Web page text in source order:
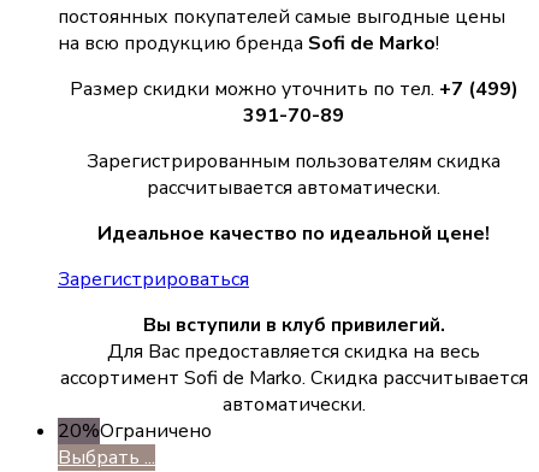
постоянных покупателей самые выгодные цены
на всю продукцию бренда Sofi de Marko!
Размер скидки можно уточнить по тел. +7 (499)
391-70-89
Зарегистрированным пользователям скидка
рассчитывается автоматически.
Идеальное качество по идеальной цене!
Зарегистрироваться
Вы вступили в клуб привилегий.
Для Вас предоставляется скидка на весь
ассортимент Sofi de Marko. Скидка рассчитывается
автоматически.
20%Ограничено
Выбрать ...